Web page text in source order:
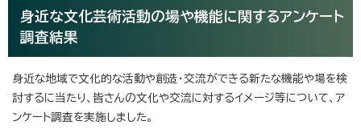
身近な文化芸術活動の場や機能に関するアンケート
調査結果
身近な地域で文化的な活動や創造・交流ができる新たな機能や場を検
討するに当たり、皆さんの文化や交流に対するイメージ等について、ア
ンケート調査を実施しました。